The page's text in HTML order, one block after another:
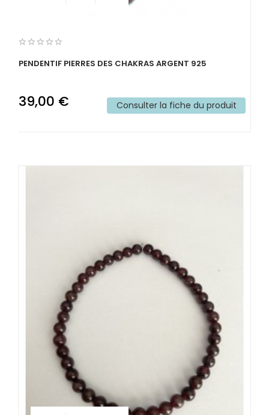
PENDENTIF PIERRES DES CHAKRAS ARGENT 925
39,00 € Consulter la fiche du produit